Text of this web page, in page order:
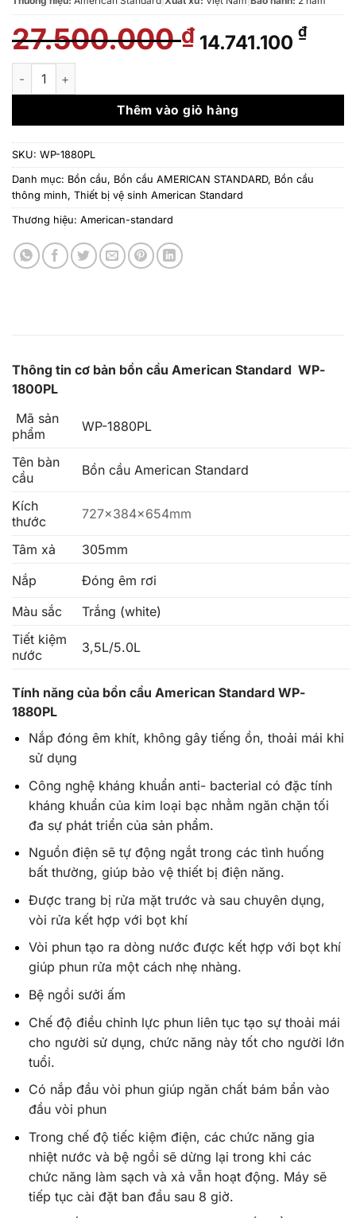
27.500.000₫ Giá
gốc
27.500.000 ₫.
14.741.100 ₫Giá
là:
Bồn cầu 1 khối American Standard WP-1880PL - Nắp điện tử
Thêm vào giỏ hàng
SKU: WP-1880PL
Danh mục: Bồn cầu, Bồn cầu AMERICAN STANDARD, Bồn cầu
thông minh, Thiết bị vệ sinh American Standard
Thương hiệu: American-standard
Thông tin cơ bản bồn cầu American Standard WP-
1800PL
Mã sản
phẩm
WP-1880PL
Tên bàn
cầu
Bồn cầu American Standard
Kích
thước
727x384x654mm
Tâm xả
305mm
Nắp
Đóng êm rơi
Màu sắc
Trắng (white)
Tiết kiệm
nước
3,5L/5.0L
Tính năng của bồn cầu American Standard WP-
1880PL
Nắp đóng êm khít, không gây tiếng ồn, thoải mái khi
sử dụng
Công nghệ kháng khuẩn anti- bacterial có đặc tính
kháng khuẩn của kim loại bạc nhằm ngăn chặn tối
đa sự phát triển của sản phẩm.
Nguồn điện sẽ tự động ngắt trong các tình huống
bất thường, giúp bảo vệ thiết bị điện năng.
Được trang bị rửa mặt trước và sau chuyên dụng,
vòi rửa kết hợp với bọt khí
Vòi phun tạo ra dòng nước được kết hợp với bọt khí
giúp phun rửa một cách nhẹ nhàng.
Bệ ngồi sưởi ấm
Chế độ điều chỉnh lực phun liên tục tạo sự thoải mái
cho người sử dụng, chức năng này tốt cho người lớn
tuổi.
Có nắp đầu vòi phun giúp ngăn chất bám bẩn vào
đầu vòi phun
Trong chế độ tiếc kiệm điện, các chức năng gia
nhiệt nước và bệ ngồi sẽ dừng lại trong khi các
chức năng làm sạch và xả vẫn hoạt động. Máy sẽ
tiếp tục cài đặt ban đầu sau 8 giờ.